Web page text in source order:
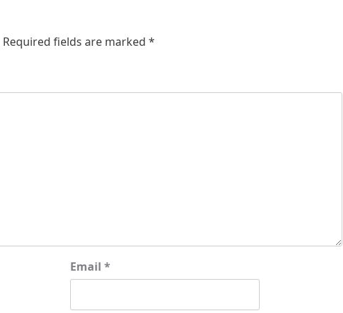
Required fields are marked *
Email*